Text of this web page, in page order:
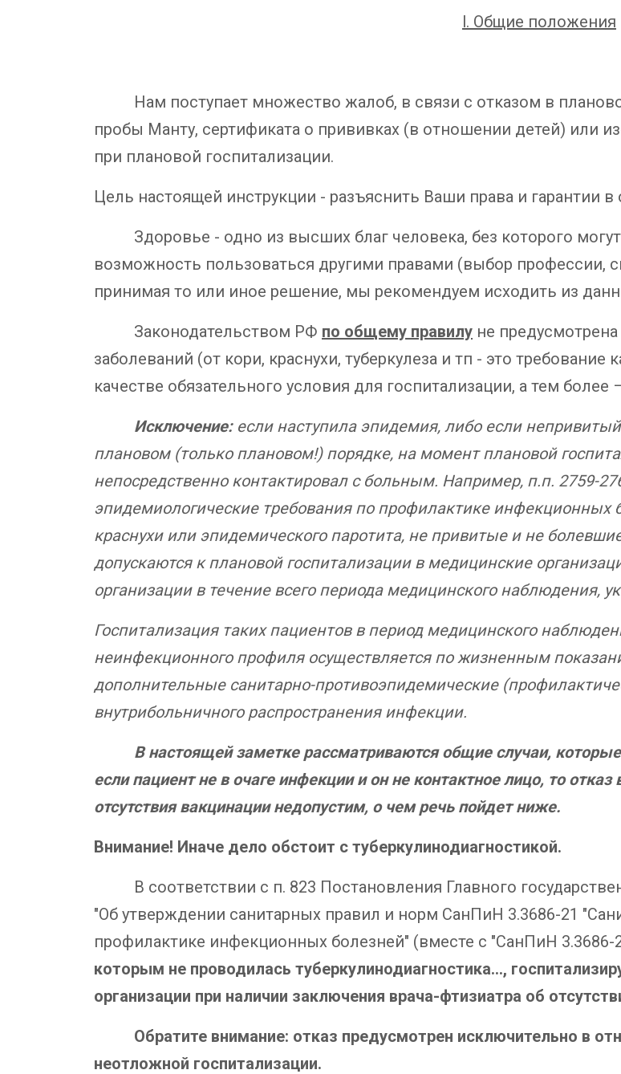
l. Общие положения
Нам поступает множество жалоб, в связи с отказом в
пробы Манту, сертификата о прививках (в отношении детей) или
при плановой госпитализации.
Цель настоящей инструкции - разъяснить Ваши права и гарантии в
Здоровье - одно из высших благ человека, без которого могут
возможность пользоваться другими правами (выбор профессии,
принимая то или иное решение, мы рекомендуем исходить из
Законодательством РФ по общему правилу не
заболеваний (от кори, краснухи, туберкулеза и тп - это требование
качестве обязательного условия для госпитализации, а тем более
Исключение:если наступила эпидемия, либо если
плановом (только плановом!) порядке, на момент плановой
непосредственно контактировал с больным. Например, п.п. 2759-
эпидемиологические требования по профилактике инфекционных
краснухи или эпидемического паротита, не привитые и не
допускаются к плановой госпитализации в медицинские
организации в течение всего периода медицинского наблюдения,
Госпитализация таких пациентов в период медицинского
неинфекционного профиля осуществляется по жизненным
дополнительные санитарно-противоэпидемические
внутрибольничного распространения инфекции.
В настоящей заметке рассматриваются общие случаи,
если пациент не в очаге инфекции и он не контактное лицо, то
отсутствия вакцинации недопустим, о чем речь пойдет ниже.
Внимание! Иначе дело обстоит с туберкулинодиагностикой.
В соответствии с п. 823 Постановления Главного
"Об утверждении санитарных правил и норм СанПиН 3.3686-21
профилактике инфекционных болезней" (вместе с "СанПиН 3.3686-
которым не проводилась туберкулинодиагностика…,
организации при наличии заключения врача-фтизиатра об
Обратите внимание: отказ предусмотрен исключительно в
неотложной госпитализации.